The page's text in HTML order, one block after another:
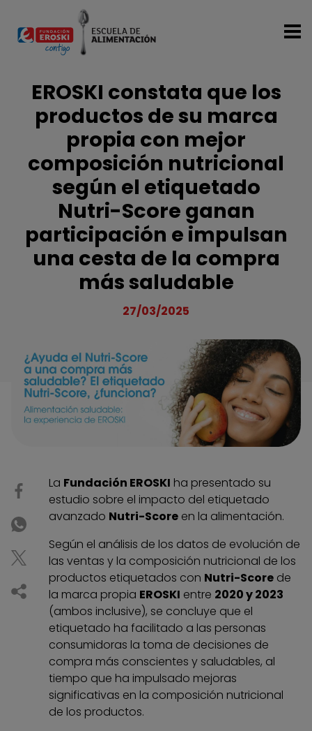
Pasar al contenido principal
EROSKI constata que los
productos de su marca
propia con mejor
composición nutricional
según el etiquetado
Nutri-Score ganan
participación e impulsan
una cesta de la compra
más saludable
27/03/2025
La Fundación EROSKI ha presentado su
estudio sobre el impacto del etiquetado
avanzado Nutri-Score en la alimentación.
Según el análisis de los datos de evolución de
las ventas y la composición nutricional de los
productos etiquetados con Nutri-Score de
la marca propia EROSKI entre 2020 y 2023
(ambos inclusive), se concluye que el
etiquetado ha facilitado a las personas
consumidoras la toma de decisiones de
compra más conscientes y saludables, al
tiempo que ha impulsado mejoras
significativas en la composición nutricional
de los productos.